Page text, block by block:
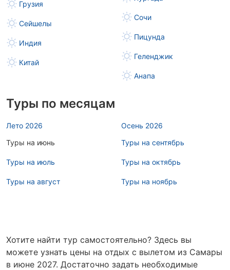
Грузия
Сейшелы
Индия
Китай
Сочи
Пицунда
Геленджик
Анапа
Туры по месяцам
Лето 2026
Туры на июнь
Туры на июль
Туры на август
Осень 2026
Туры на сентябрь
Туры на октябрь
Туры на ноябрь
Хотите найти тур самостоятельно? Здесь вы
можете узнать цены на отдых с вылетом из Самары
в июне 2027. Достаточно задать необходимые